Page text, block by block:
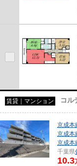
賃貸｜マンション コル
京成本
京成本
京成本
千葉県
10.3